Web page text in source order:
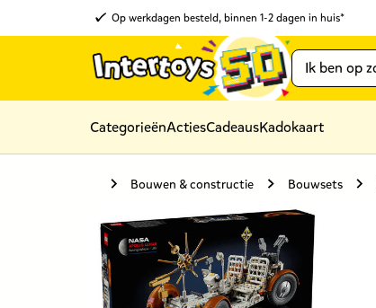
Op werkdagen besteld, binnen 1-2 dagen in huis*
CategorieënActiesCadeausKadokaart
Bouwen & constructie Bouwsets